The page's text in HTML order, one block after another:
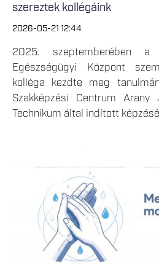
szereztek kollégáink
2026-05-21 12:44
2025. szeptemberében a
Egészségügyi Központ
kolléga kezdte meg
Szakképzési Centrum
Technikum által indított